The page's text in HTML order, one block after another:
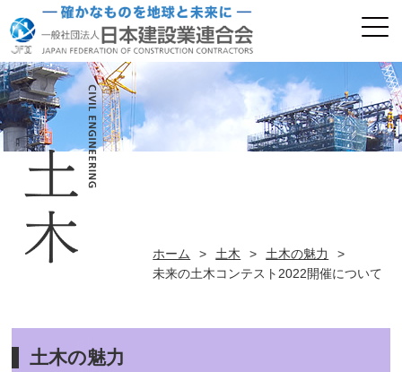
ホーム > 土木 > 土木の魅力
>
未来の土木コンテスト2022開催について
土木の魅力